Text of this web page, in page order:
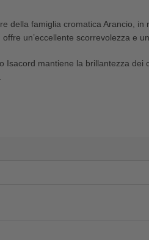
della famiglia cromatica Arancio,
un’eccellente scorrevolezza e
Isacord mantiene la brillantezza